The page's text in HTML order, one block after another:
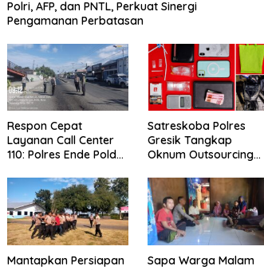
Polri, AFP, dan PNTL, Perkuat Sinergi
Pengamanan Perbatasan
Respon Cepat
Layanan Call Center
110: Polres Ende Polda
Amankan Tumpahan
Solar Di Simpang Lima
Satreskoba Polres
Gresik Tangkap
Oknum Outsourcing
Edarkan Sabu
Jaringan Bangkalan
Mantapkan Persiapan
Sapa Warga Malam